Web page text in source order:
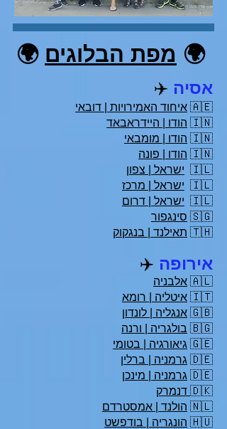
🌍 מפת הבלוגים 🌍
אסיה ✈️
🇦🇪 איחוד האמירויות | דובאי
🇮🇳 הודו | היידראבאד
🇮🇳 הודו | מומבאי
🇮🇳 הודו | פונה
🇮🇱 ישראל | צפון
🇮🇱 ישראל | מרכז
🇮🇱 ישראל | דרום
🇸🇬 סינגפור
🇹🇭 תאילנד | בנגקוק
אירופה ✈️
🇦🇱 אלבניה
🇮🇹 איטליה | רומא
🇬🇧 אנגליה | לונדון
🇧🇬 בולגריה | ורנה
🇬🇪 גיאורגיה | בטומי
🇩🇪 גרמניה | ברלין
🇩🇪 גרמניה | מינכן
🇩🇰 דנמרק
🇳🇱 הולנד | אמסטרדם
🇭🇺 הונגריה | בודפשט